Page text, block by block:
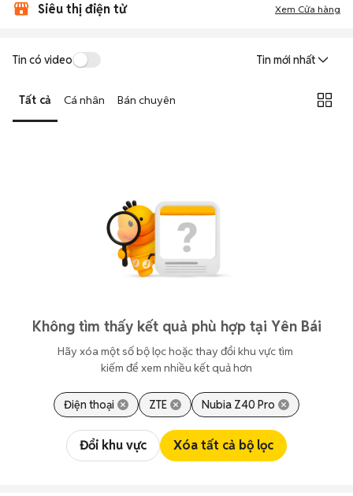
Siêu thị điện tử Xem Cửa hàng
Tin có video Tin mới nhất
Tất cả Cá nhân Bán chuyên
Không tìm thấy kết quả phù hợp tại Yên Bái
Hãy xóa một số bộ lọc hoặc thay đổi khu vực tìm
kiếm để xem nhiều kết quả hơn
Điện thoại ZTE Nubia Z40 Pro
Đổi khu vực Xóa tất cả bộ lọc